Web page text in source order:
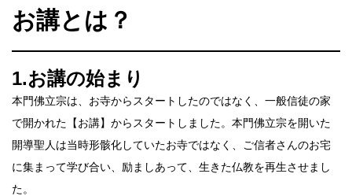
お講とは？
1.お講の始まり
本門佛立宗は、お寺からスタートしたのではなく、一般信徒の家
で開かれた【お講】からスタートしました。本門佛立宗を開いた
開導聖人は当時形骸化していたお寺ではなく、ご信者さんのお宅
に集まって学び合い、励ましあって、生きた仏教を再生させまし
た。